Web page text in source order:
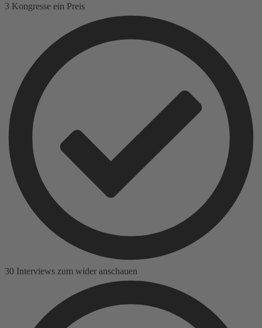
3 Kongresse ein Preis
30 Interviews zum wider anschauen